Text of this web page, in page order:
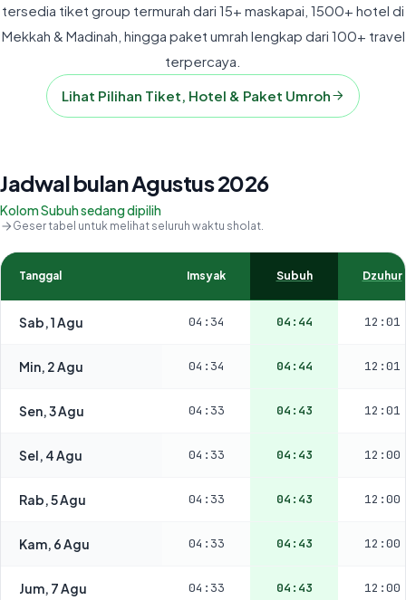
tersedia tiket group termurah dari 15+ maskapai, 1500+ hotel di
Mekkah & Madinah, hingga paket umrah lengkap dari 100+ travel
terpercaya.
Lihat Pilihan Tiket, Hotel & Paket Umroh
Jadwal bulan Agustus 2026
Kolom Subuh sedang dipilih
Geser tabel untuk melihat seluruh waktu sholat.
Tanggal Imsyak Subuh Dzuhur
Sab, 1 Agu 04:34 04:44 12:01
Min, 2 Agu 04:34 04:44 12:01
Sen, 3 Agu 04:33 04:43 12:01
Sel, 4 Agu 04:33 04:43 12:00
Rab, 5 Agu 04:33 04:43 12:00
Kam, 6 Agu 04:33 04:43 12:00
Jum, 7 Agu 04:33 04:43 12:00